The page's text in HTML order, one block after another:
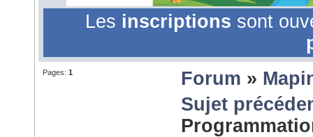
Les inscriptions sont
Pages: 1 Forum »
Sujet